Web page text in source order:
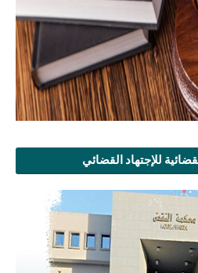
للإجتهاد القضائي